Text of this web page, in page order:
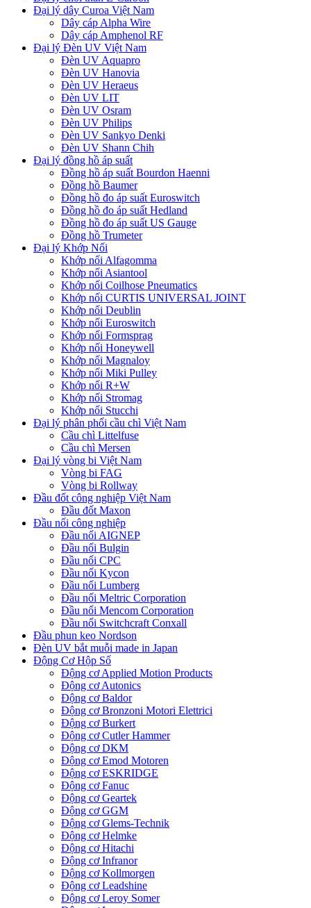
Đại lý dây Curoa Việt Nam
Dây cáp Alpha Wire
Dây cáp Amphenol RF
Đại lý Đèn UV Việt Nam
Đèn UV Aquapro
Đèn UV Hanovia
Đèn UV Heraeus
Đèn UV LIT
Đèn UV Osram
Đèn UV Philips
Đèn UV Sankyo Denki
Đèn UV Shann Chih
Đại lý đồng hồ áp suất
Đồng hồ áp suất Bourdon Haenni
Đồng hồ Baumer
Đồng hồ đo áp suất Euroswitch
Đồng hồ đo áp suất Hedland
Đồng hồ đo áp suất US Gauge
Đồng hồ Trumeter
Đại lý Khớp Nối
Khớp nối Alfagomma
Khớp nối Asiantool
Khớp nối Coilhose Pneumatics
Khớp nối CURTIS UNIVERSAL JOINT
Khớp nối Deublin
Khớp nối Euroswitch
Khớp nối Formsprag
Khớp nối Honeywell
Khớp nối Magnaloy
Khớp nối Miki Pulley
Khớp nối R+W
Khớp nối Stromag
Khớp nối Stucchi
Đại lý phân phối cầu chì Việt Nam
Cầu chì Littelfuse
Cầu chì Mersen
Đại lý vòng bi Việt Nam
Vòng bi FAG
Vòng bi Rollway
Đầu đốt công nghiệp Việt Nam
Đầu đốt Maxon
Đầu nối công nghiệp
Đầu nối AIGNEP
Đầu nối Bulgin
Đầu nối CPC
Đầu nối Kycon
Đầu nối Lumberg
Đầu nối Meltric Corporation
Đầu nối Mencom Corporation
Đầu nối Switchcraft Conxall
Đầu phun keo Nordson
Đèn UV bắt muỗi made in Japan
Động Cơ Hộp Số
Động cơ Applied Motion Products
Động cơ Autonics
Động cơ Baldor
Động cơ Bronzoni Motori Elettrici
Động cơ Burkert
Động cơ Cutler Hammer
Động cơ DKM
Động cơ Emod Motoren
Động cơ ESKRIDGE
Động cơ Fanuc
Động cơ Geartek
Động cơ GGM
Động cơ Glems-Technik
Động cơ Helmke
Động cơ Hitachi
Động cơ Infranor
Động cơ Kollmorgen
Động cơ Leadshine
Động cơ Leroy Somer